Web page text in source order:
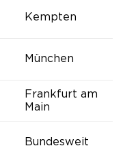
Kempten
München
Frankfurt am
Main
Bundesweit